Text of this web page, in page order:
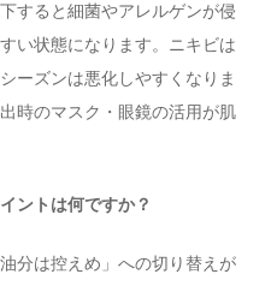
すると細菌やアレルゲンが侵
い状態になります。ニキビは
ーズンは悪化しやすくなりま
時のマスク・眼鏡の活用が肌
ントは何ですか？
分は控えめ」への切り替えが